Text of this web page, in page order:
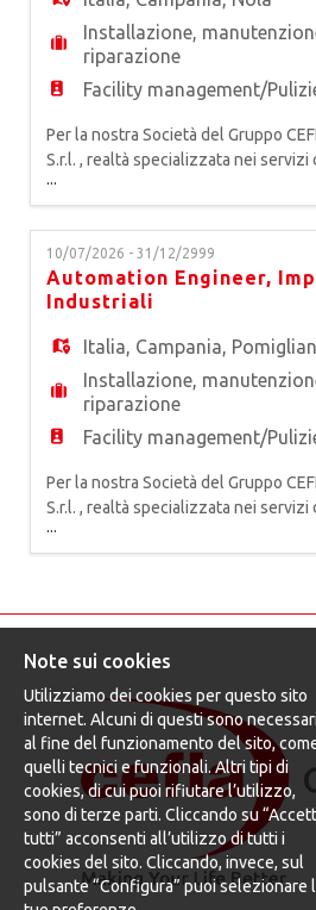
IT
DE
ES
PT
Installazione,
riparazione
Facility management/
Per la nostra Società del Gruppo
S.r.l. , realtà specializzata nei servizi
di manutenzione e facility
impianti produttivi, tecnologici e
alla ricerca di un* Tecnico/a di
Meccanica per Impianti Produttivi.
Site Manager esegue le attività di
sugli
...
10/07/2026 - 31/12/2999
Automation Engineer,
Industriali
Italia, Campania,
Installazione,
riparazione
Facility management/
Per la nostra Società del Gruppo
S.r.l. , realtà specializzata nei servizi
di manutenzione e facility
impianti produttivi, tecnologici e
automazione industriale per nuove
miglior
...
Note sui cookies
Utilizziamo dei cookies per questo sito
internet. Alcuni di questi sono necessari
al fine del funzionamento del sito,
quelli tecnici e funzionali. Altri tipi di
cookies, di cui puoi rifiutare l’utilizzo,
sono di terze parti. Cliccando su
tutti” acconsenti all’utilizzo di tutti i
cookies del sito. Cliccando, invece, sul
pulsante “Configura” puoi selezionare